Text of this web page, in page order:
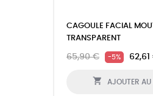
CAGOULE FACIAL
TRANSPARENT
65,90 € -5%
 AJOUTER AU